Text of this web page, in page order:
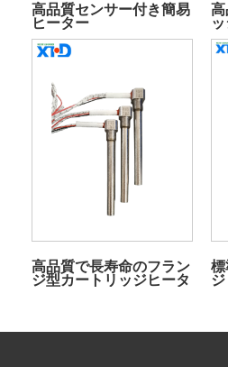
高品質センサー付き簡易
ヒーター
高
高品質で長寿命のフラン
ジ型カートリッジヒータ
標